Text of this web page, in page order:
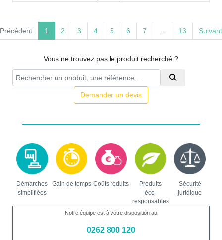
Précédent 1 (current)
2 3 4 5 6 7 13 Suivant
Vous ne trouvez pas le produit recherché ?
Demander un devis
Démarches
simplifiées
Gain de temps Coûts réduits
Produits
éco-
responsables
Sécurité
juridique
Notre équipe est à votre disposition au
0262 800 120